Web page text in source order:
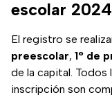
escolar
El registro se
preescolar, 1° de
de la capital.
inscripción son